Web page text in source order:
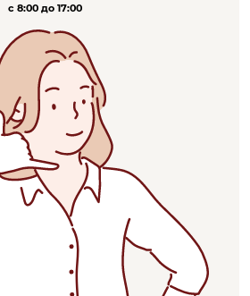
c 8:00 до 17:00